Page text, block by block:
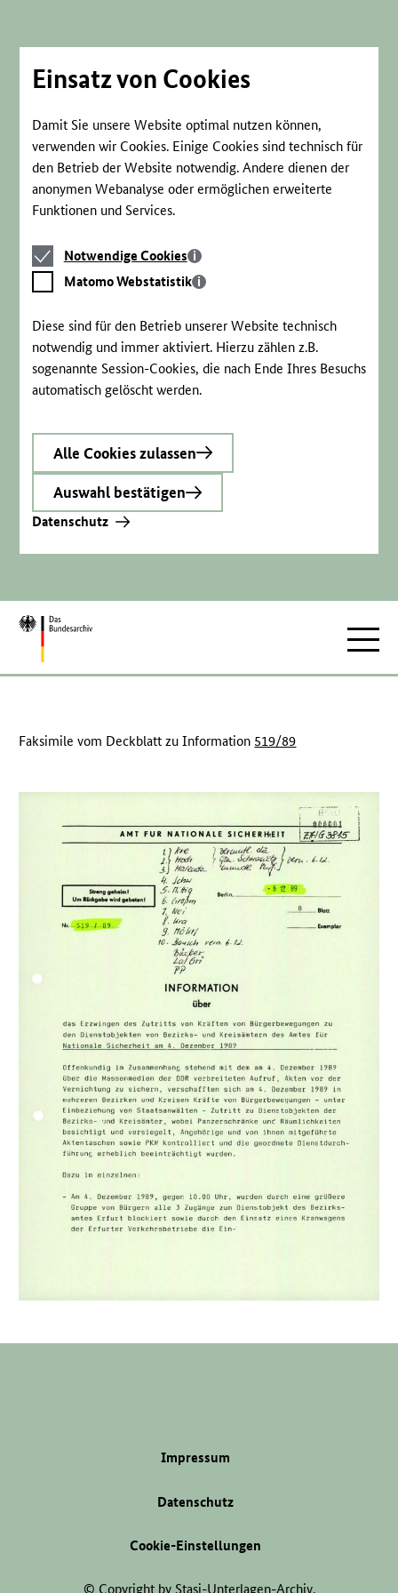
Einsatz von Cookies
Damit Sie unsere Website optimal nutzen können,
verwenden wir Cookies. Einige Cookies sind technisch für
den Betrieb der Website notwendig. Andere dienen der
anonymen Webanalyse oder ermöglichen erweiterte
Funktionen und Services.
Notwendige
Cookies
Notwendige Cookies
Matomo
Webstatistik
Matomo Webstatistik
Diese sind für den Betrieb unserer Website technisch
notwendig und immer aktiviert. Hierzu zählen z.B.
sogenannte Session-Cookies, die nach Ende Ihres Besuchs
automatisch gelöscht werden.
Alle Cookies zulassen
Auswahl bestätigen
Datenschutz
Zur
Faksimile vom Deckblatt zu Information 519/89
Impressum
Datenschutz
Cookie-Einstellungen
© Copyright by Stasi-Unterlagen-Archiv.